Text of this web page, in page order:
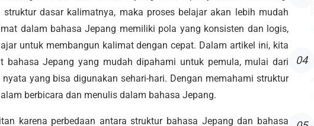
dasar kalimatnya, maka proses belajar akan lebih mudah
dalam bahasa Jepang memiliki pola yang konsisten dan logis,
untuk membangun kalimat dengan cepat. Dalam artikel ini, kita
bahasa Jepang yang mudah dipahami untuk pemula, mulai dari
yang bisa digunakan sehari-hari. Dengan memahami struktur
berbicara dan menulis dalam bahasa Jepang.
karena perbedaan antara struktur bahasa Jepang dan bahasa
04